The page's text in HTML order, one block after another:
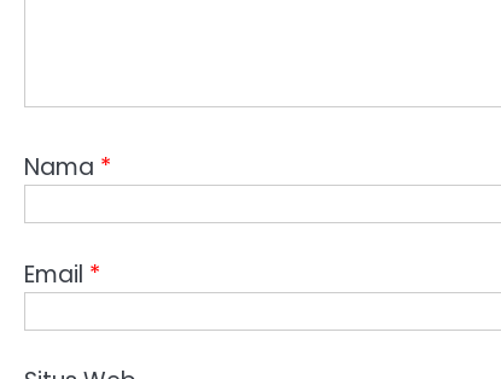
Nama *
Email *